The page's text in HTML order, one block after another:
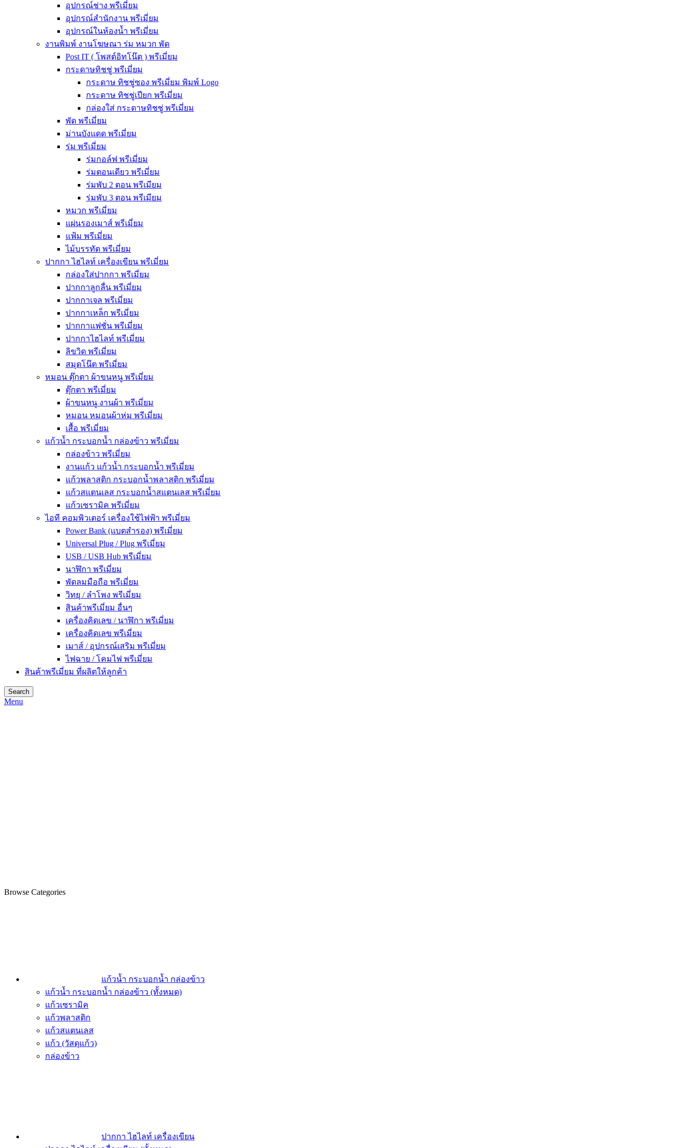
อุปกรณ์ช่าง พรีเมี่ยม
อุปกรณ์สำนักงาน พรีเมี่ยม
อุปกรณ์ในห้องน้ำ พรีเมี่ยม
งานพิมพ์ งานโฆษณา ร่ม หมวก พัด
Post IT ( โพสต์อิทโน๊ต ) พรีเมี่ยม
กระดาษทิชชู่ พรีเมี่ยม
กระดาษ ทิชชู่ซอง พรีเมี่ยม พิมพ์ Logo
กระดาษ ทิชชู่เปียก พรีเมี่ยม
กล่องใส่ กระดาษทิชชู่ พรีเมี่ยม
พัด พรีเมี่ยม
ม่านบังแดด พรีเมี่ยม
ร่ม พรีเมี่ยม
ร่มกอล์ฟ พรีเมี่ยม
ร่มตอนเดียว พรีเมี่ยม
ร่มพับ 2 ตอน พรีเมียม
ร่มพับ 3 ตอน พรีเมียม
หมวก พรีเมี่ยม
แผ่นรองเมาส์ พรีเมี่ยม
แฟ้ม พรีเมี่ยม
ไม้บรรทัด พรีเมี่ยม
ปากกา ไฮไลท์ เครื่องเขียน พรีเมี่ยม
กล่องใส่ปากกา พรีเมี่ยม
ปากกาลูกลื่น พรีเมี่ยม
ปากกาเจล พรีเมี่ยม
ปากกาเหล็ก พรีเมี่ยม
ปากกาแฟชั่น พรีเมี่ยม
ปากกาไฮไลท์ พรีเมี่ยม
ลิขวิด พรีเมี่ยม
สมุดโน๊ต พรีเมี่ยม
หมอน ตุ๊กตา ผ้าขนหนู พรีเมี่ยม
ตุ๊กตา พรีเมี่ยม
ผ้าขนหนู งานผ้า พรีเมี่ยม
หมอน หมอนผ้าห่ม พรีเมี่ยม
เสื้อ พรีเมี่ยม
แก้วน้ำ กระบอกน้ำ กล่องข้าว พรีเมี่ยม
กล่องข้าว พรีเมี่ยม
งานแก้ว แก้วน้ำ กระบอกน้ำ พรีเมี่ยม
แก้วพลาสติก กระบอกน้ำพลาสติก พรีเมี่ยม
แก้วสแตนเลส กระบอกน้ำสแตนเลส พรีเมี่ยม
แก้วเซรามิค พรีเมี่ยม
ไอที คอมพิวเตอร์ เครื่องใช้ไฟฟ้า พรีเมี่ยม
Power Bank (แบตสำรอง) พรีเมี่ยม
Universal Plug / Plug พรีเมี่ยม
USB / USB Hub พรีเมี่ยม
นาฬิกา พรีเมี่ยม
พัดลมมือถือ พรีเมี่ยม
วิทยุ / ลำโพง พรีเมี่ยม
สินค้าพรีเมี่ยม อื่นๆ
เครื่องคิดเลข / นาฬิกา พรีเมี่ยม
เครื่องคิดเลข พรีเมี่ยม
เมาส์ / อุปกรณ์เสริม พรีเมี่ยม
ไฟฉาย / โคมไฟ พรีเมี่ยม
สินค้าพรีเมี่ยม ที่ผลิตให้ลูกค้า
Search
Menu
Browse Categories
แก้วน้ำ กระบอกน้ำ กล่องข้าว
แก้วน้ำ กระบอกน้ำ กล่องข้าว (ทั้งหมด)
แก้วเซรามิค
แก้วพลาสติก
แก้วสแตนเลส
แก้ว (วัสดุแก้ว)
กล่องข้าว
ปากกา ไฮไลท์ เครื่องเขียน